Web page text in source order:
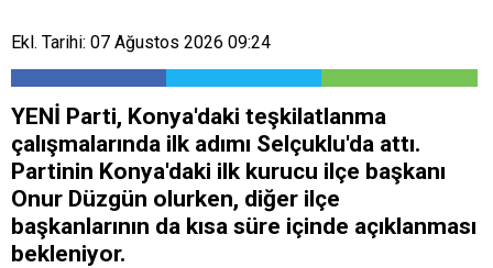
Ekl. Tarihi: 07 Ağustos 2026 09:24
YENİ Parti, Konya'daki teşkilatlanma
çalışmalarında ilk adımı Selçuklu'da attı.
Partinin Konya'daki ilk kurucu ilçe başkanı
Onur Düzgün olurken, diğer ilçe
başkanlarının da kısa süre içinde açıklanması
bekleniyor.